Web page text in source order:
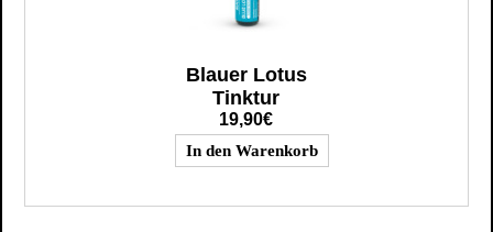
Blauer Lotus
Tinktur
19,90€